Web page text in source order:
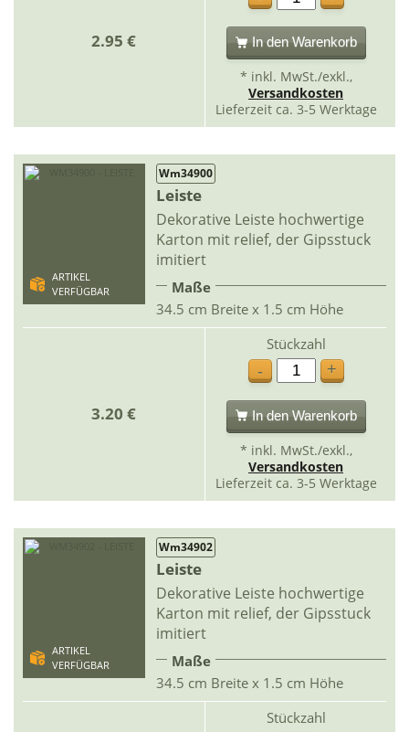
2.95 € In den Warenkorb
* inkl. MwSt./exkl.,
Versandkosten
Lieferzeit ca. 3-5 Werktage
ARTIKEL
VERFÜGBAR
Wm34900
Leiste
Dekorative Leiste hochwertige
Karton mit relief, der Gipsstuck
imitiert
Maße
34.5 cm Breite x 1.5 cm Höhe
3.20 €
Stückzahl
-
+
In den Warenkorb
* inkl. MwSt./exkl.,
Versandkosten
Lieferzeit ca. 3-5 Werktage
ARTIKEL
VERFÜGBAR
Wm34902
Leiste
Dekorative Leiste hochwertige
Karton mit relief, der Gipsstuck
imitiert
Maße
34.5 cm Breite x 1.5 cm Höhe
Stückzahl